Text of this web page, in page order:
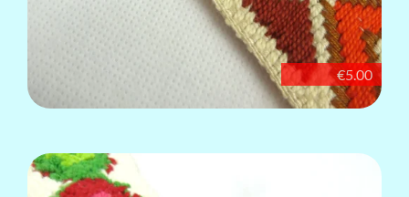
€5.00